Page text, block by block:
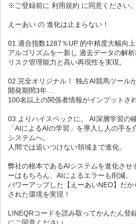
※ご登録前に 利用規約 に同意ください。
えーあい の 進化は止まらない！
01.適合指数1287％UP 的中精度大幅向上
アルゴリズムを一新し 過去データの解析
リスク管理能力と高い再現性を実現。
02.完全オリジナル！ 独占AI競馬ツール
開発期間3年…
100名以上の関係者情報がインプットさ
03.よりハイスペックに。 AI深層学習の
「AIによるAIの学習」を導入し人の手を
システムへ。
人間では追いつけない領域まで進化。
弊社の根本であるAIシステムを進化させ
ーはもちろん、AIによるエラーも削減。
パワーアップした【えーあいNEO】だ
された環境を実現！
LINEQRコードを読み取ってかんたん登